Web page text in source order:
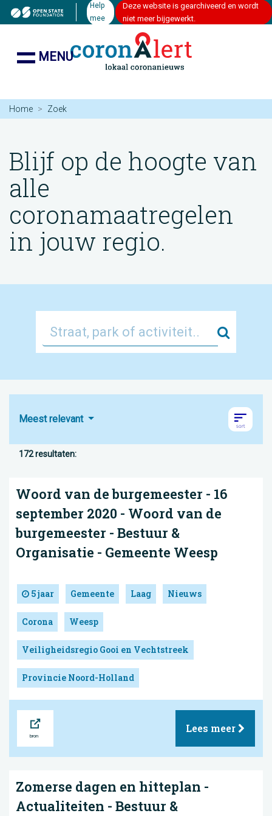
Help
mee
Deze website is gearchiveerd en wordt
niet meer bijgewerkt.
MENU
Home Zoek
Blijf op de hoogte van
alle
coronamaatregelen
in jouw regio.
Zoek
Meest relevant
172 resultaten:
Woord van de burgemeester - 16
september 2020 - Woord van de
burgemeester - Bestuur &
Organisatie - Gemeente Weesp
5 jaar Gemeente Laag Nieuws
Corona Weesp
Veiligheidsregio Gooi en Vechtstreek
Provincie Noord-Holland
Lees meer
Zomerse dagen en hitteplan -
Actualiteiten - Bestuur &